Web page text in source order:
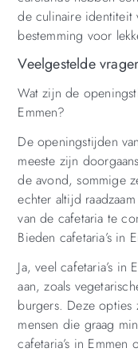
de culinaire identiteit
bestemming voor
Veelgestelde
Wat zijn de
Emmen?
De openingstijden
meeste zijn
de avond, sommige
echter altijd
van de cafetaria te
Bieden cafetaria’s in
Ja, veel cafetaria’s
aan, zoals
burgers. Deze opties
mensen die graag
cafetaria’s in